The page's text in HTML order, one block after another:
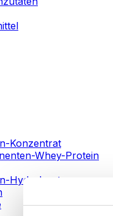
Konzentrat
Whey-Protein
Hydrolysat